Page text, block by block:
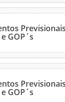
GOP´s
GOP´s